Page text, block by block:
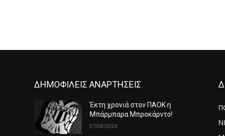
ΔΗΜΟΦΙΛΕΙΣ ΑΝΑΡΤΗΣΕΙΣ
Έκτη χρονιά στον ΠΑΟΚ η
Μπάρμπαρα Μπροκάρντο!
07/08/2026